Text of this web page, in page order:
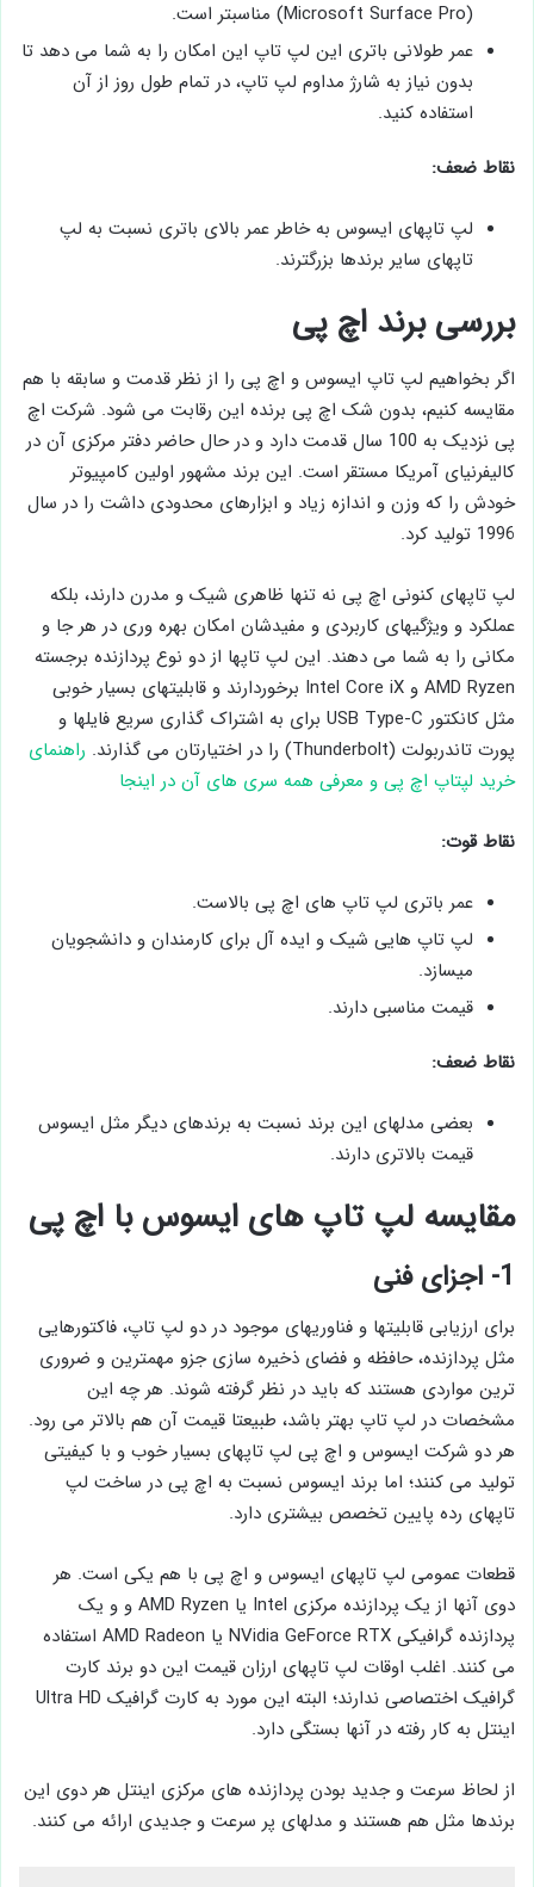
(Microsoft Surface Pro) مناسبتر است.
عمر طولانی باتری این لپ تاپ این امکان را به شما می دهد تا
بدون نیاز به شارژ مداوم لپ تاپ، در تمام طول روز از آن
استفاده کنید.
نقاط ضعف:
لپ تاپهای ایسوس به خاطر عمر بالای باتری نسبت به لپ
تاپهای سایر برندها بزرگترند.
بررسی برند اچ پی
اگر بخواهیم لپ تاپ ایسوس و اچ پی را از نظر قدمت و سابقه با هم
مقایسه کنیم، بدون شک اچ پی برنده این رقابت می شود. شرکت اچ
پی نزدیک به 100 سال قدمت دارد و در حال حاضر دفتر مرکزی آن در
کالیفرنیای آمریکا مستقر است. این برند مشهور اولین کامپیوتر
خودش را که وزن و اندازه زیاد و ابزارهای محدودی داشت را در سال
1996 تولید کرد.
لپ تاپهای کنونی اچ پی نه تنها ظاهری شیک و مدرن دارند، بلکه
عملکرد و ویژگیهای کاربردی و مفیدشان امکان بهره وری در هر جا و
مکانی را به شما می دهند. این لپ تاپها از دو نوع پردازنده برجسته
AMD Ryzen و Intel Core iX برخوردارند و قابلیتهای بسیار خوبی
مثل کانکتور USB Type-C برای به اشتراک گذاری سریع فایلها و
پورت تاندربولت (Thunderbolt) را در اختیارتان می گذارند.
راهنمای
خرید لپتاپ اچ پی و معرفی همه سری های آن در اینجا
نقاط قوت:
عمر باتری لپ تاپ های اچ پی بالاست.
لپ تاپ هایی شیک و ایده آل برای کارمندان و دانشجویان
میسازد.
قیمت مناسبی دارند.
نقاط ضعف:
بعضی مدلهای این برند نسبت به برندهای دیگر مثل ایسوس
قیمت بالاتری دارند.
مقایسه لپ تاپ های ایسوس با اچ پی
1- اجزای فنی
برای ارزیابی قابلیتها و فناوریهای موجود در دو لپ تاپ، فاکتورهایی
مثل پردازنده، حافظه و فضای ذخیره سازی جزو مهمترین و ضروری
ترین مواردی هستند که باید در نظر گرفته شوند. هر چه این
مشخصات در لپ تاپ بهتر باشد، طبیعتا قیمت آن هم بالاتر می رود.
هر دو شرکت ایسوس و اچ پی لپ تاپهای بسیار خوب و با کیفیتی
تولید می کنند؛ اما برند ایسوس نسبت به اچ پی در ساخت لپ
تاپهای رده پایین تخصص بیشتری دارد.
قطعات عمومی لپ تاپهای ایسوس و اچ پی با هم یکی است. هر
دوی آنها از یک پردازنده مرکزی Intel یا AMD Ryzen و و یک
پردازنده گرافیکی NVidia GeForce RTX یا AMD Radeon استفاده
می کنند. اغلب اوقات لپ تاپهای ارزان قیمت این دو برند کارت
گرافیک اختصاصی ندارند؛ البته این مورد به کارت گرافیک Ultra HD
اینتل به کار رفته در آنها بستگی دارد.
از لحاظ سرعت و جدید بودن پردازنده های مرکزی اینتل هر دوی این
برندها مثل هم هستند و مدلهای پر سرعت و جدیدی ارائه می کنند.